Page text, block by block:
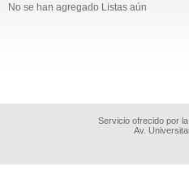
No se han agregado Listas aún
Servicio ofrecido por
Av.